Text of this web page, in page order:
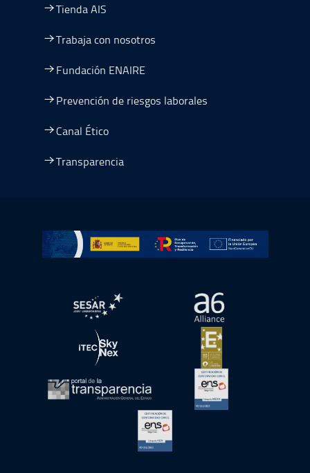
Tienda AIS
Trabaja con nosotros
Fundación ENAIRE
Prevención de riesgos laborales
Canal Ético
Transparencia
Ir a Plan de Recuperación, Transformación y
abre en ventana nueva abre en ventana
abre en ventana nueva abre en ventana
abre en ventana nueva